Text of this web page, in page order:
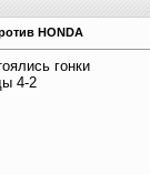
HONDA
гонки
4-2